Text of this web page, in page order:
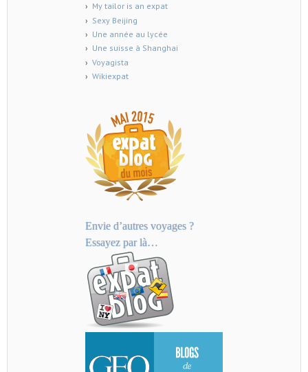
My tailor is an expat
Sexy Beijing
Une année au lycée
Une suisse à Shanghai
Voyagista
Wikiexpat
Envie d’autres voyages ?
Essayez par là…